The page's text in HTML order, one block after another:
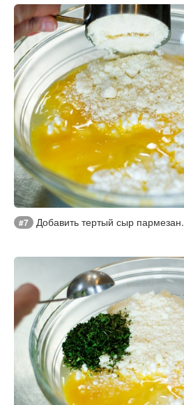
#7 Добавить тертый сыр пармезан.